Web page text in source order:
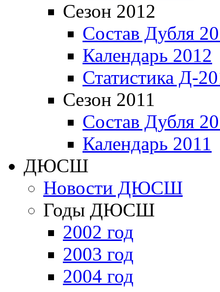
Сезон 2012
Состав Дубля
Календарь 2012
Статистика Д-
Сезон 2011
Состав Дубля
Календарь 2011
ДЮСШ
Новости ДЮСШ
Годы ДЮСШ
2002 год
2003 год
2004 год